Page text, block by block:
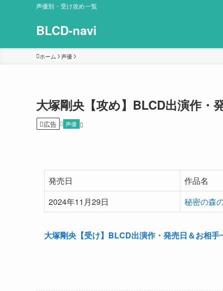
声優別・受け攻め一覧
BLCD-navi
ホーム 声優
大塚剛央【攻め】BLCD出演作・
広告 声優
発売日 作品名
2024年11月29日
秘密の森
大塚剛央【受け】BLCD出演作・発売日＆お相手